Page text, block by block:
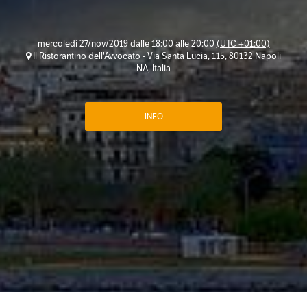
mercoledì 27/nov/2019 dalle 18:00 alle 20:00 (UTC +01:00)
Il Ristorantino dell'Avvocato - Via Santa Lucia, 115, 80132 Napoli
NA, Italia
INFO